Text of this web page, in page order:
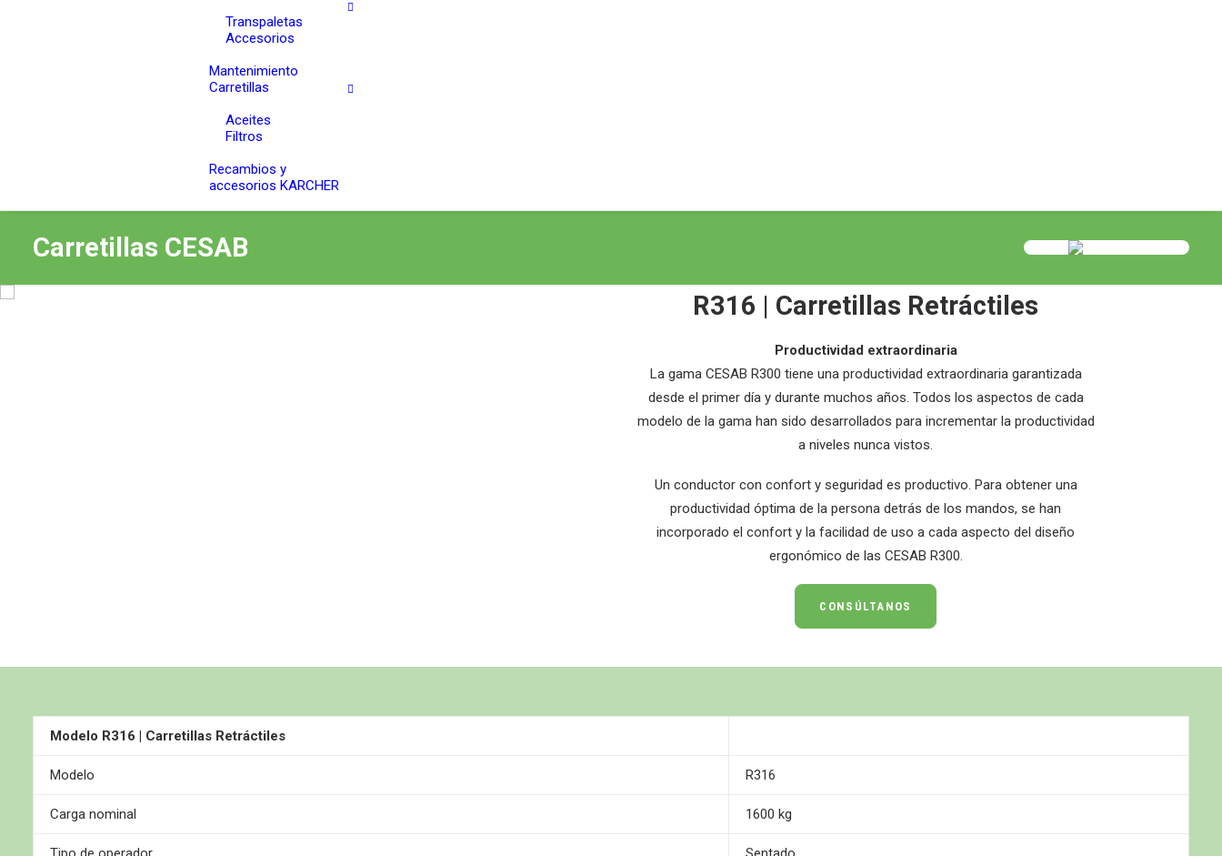
Transpaletas
Accesorios
Mantenimiento
Carretillas
Aceites
Filtros
Recambios y
accesorios KARCHER
Carretillas CESAB
R316 | Carretillas Retráctiles
Productividad extraordinaria
La gama CESAB R300 tiene una productividad extraordinaria garantizada
desde el primer día y durante muchos años. Todos los aspectos de cada
modelo de la gama han sido desarrollados para incrementar la productividad
a niveles nunca vistos.
Un conductor con confort y seguridad es productivo. Para obtener una
productividad óptima de la persona detrás de los mandos, se han
incorporado el confort y la facilidad de uso a cada aspecto del diseño
ergonómico de las CESAB R300.
CONSÚLTANOS
Modelo R316 | Carretillas Retráctiles
Modelo R316
Carga nominal 1600 kg